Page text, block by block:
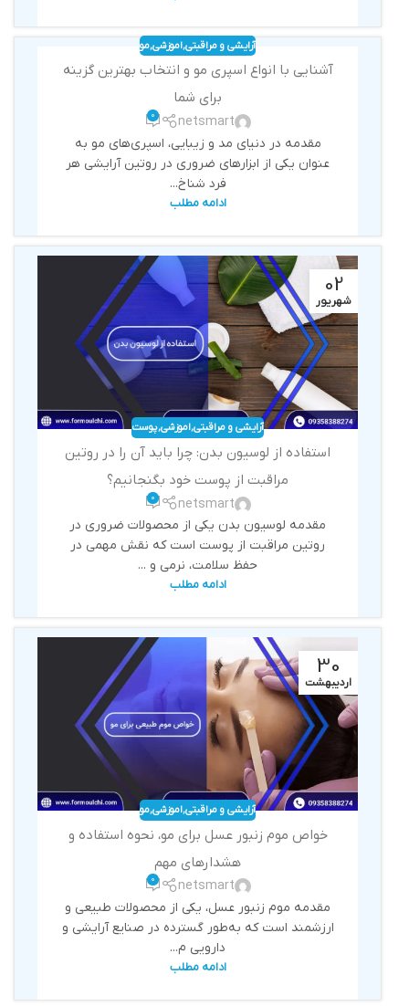
آرایشی و مراقبتی,اموزشی,مو
آشنایی با انواع اسپری مو و انتخاب بهترین گزینه
برای شما
netsmart
0
مقدمه در دنیای مد و زیبایی، اسپری‌های مو به
عنوان یکی از ابزارهای ضروری در روتین آرایشی هر
فرد شناخ...
ادامه مطلب
02
شهریور
آرایشی و مراقبتی,اموزشی,پوست
استفاده از لوسیون بدن: چرا باید آن را در روتین
مراقبت از پوست خود بگنجانیم؟
netsmart
0
مقدمه لوسیون بدن یکی از محصولات ضروری در
روتین مراقبت از پوست است که نقش مهمی در
حفظ سلامت، نرمی و ...
ادامه مطلب
30
اردیبهشت
آرایشی و مراقبتی,اموزشی,مو
خواص موم زنبور عسل برای مو، نحوه استفاده و
هشدارهای مهم
netsmart
0
مقدمه موم زنبور عسل، یکی از محصولات طبیعی و
ارزشمند است که به‌طور گسترده در صنایع آرایشی و
دارویی م...
ادامه مطلب